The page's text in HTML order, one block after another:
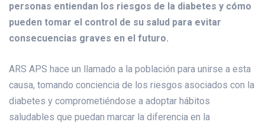
personas entiendan los riesgos de la diabetes y cómo
pueden tomar el control de su salud para evitar
consecuencias graves en el futuro.
ARS APS hace un llamado a la población para unirse a esta
causa, tomando conciencia de los riesgos asociados con la
diabetes y comprometiéndose a adoptar hábitos
saludables que puedan marcar la diferencia en la